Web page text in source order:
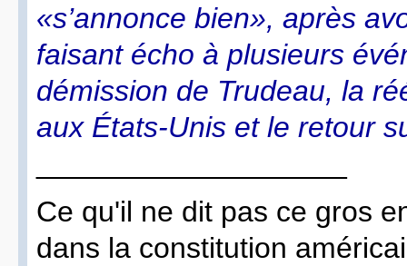
«s’annonce bien», après
faisant écho à plusieurs
démission de Trudeau, la
aux États-Unis et le retour
Ce qu'il ne dit pas ce gros
dans la constitution